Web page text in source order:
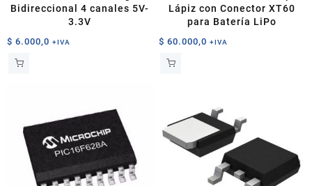
Bidireccional 4 canales 5V-
3.3V
$ 6.000,0 +IVA
Lápiz con Conector XT60
para Batería LiPo
$ 60.000,0 +IVA